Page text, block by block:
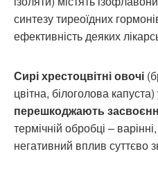
синтезу тиреоїдних
ефективність деяких
Сирі хрестоцвітні овочі
цвітна, білоголова
перешкоджають
термічній обробці –
негативний вплив суттєво